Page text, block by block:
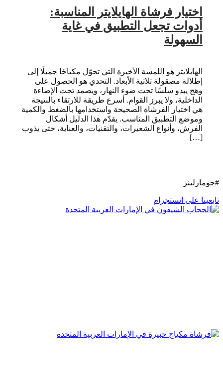
اختيار فرشاة الهايلايتر المناسبة:
أدوات تجعل التطبيق في غاية
السهولة
الهايلايتر هو اللمسة الأخيرة التي تحوّل مكياجًا جميلًا إلى
إطلالة مصقولة ثلاثية الأبعاد. التحدي هو الحصول على
وهج يبدو سلسًا تحت ضوء النهار، ويصمد تحت الإضاءة
الداخلية، ولا يبرز القوام. أسرع طريقة للارتقاء بالنتيجة
هي اختيار الفرشاة الصحيحة واستخدامها بالضغط والكمية
وموضع التطبيق المناسب. يقدّم هذا الدليل أشكال
الفرش، وأنواع الشعيرات، والتقنيات، والعناية، حتى يذوب
[…]
#جومارلينز
تابعينا على انستجرام